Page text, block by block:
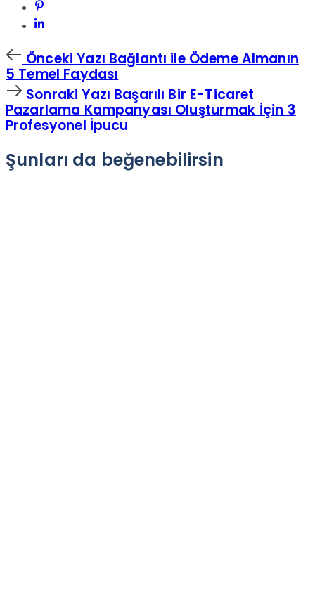
Önceki
Yazı
Önceki Yazı Bağlantı ile Ödeme Almanın
5 Temel Faydası
Sonraki
Yazı
Sonraki Yazı Başarılı Bir E-Ticaret
Pazarlama Kampanyası Oluşturmak İçin 3
Profesyonel İpucu
Şunları da beğenebilirsin